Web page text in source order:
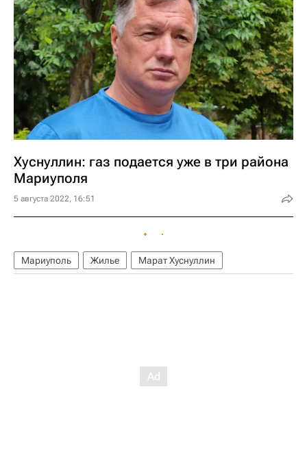
Хуснуллин: газ подается уже в три района
Мариуполя
5 августа 2022, 16:51
Мариуполь Жилье Марат Хуснуллин